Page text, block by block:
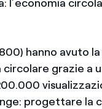
l’economia
hanno avuto la
circolare grazie a
progettare la